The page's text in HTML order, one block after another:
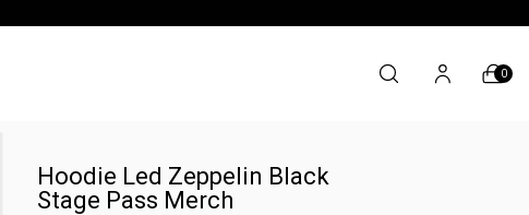
0
Hoodie Led Zeppelin Black
Stage Pass Merch